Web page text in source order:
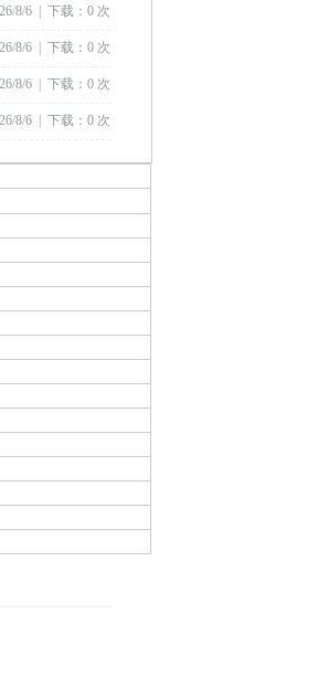
8/6 | 下载：0 次
8/6 | 下载：0 次
8/6 | 下载：0 次
8/6 | 下载：0 次